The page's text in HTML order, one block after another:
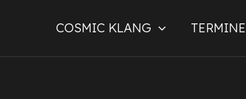
COSMIC KLANG TERMINE